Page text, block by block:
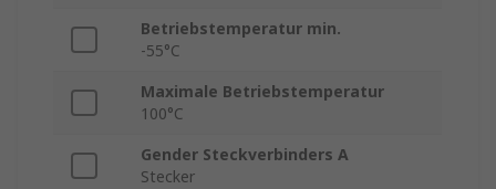
Betriebstemperatur min.
-55°C
Maximale Betriebstemperatur
100°C
Gender Steckverbinders A
Stecker